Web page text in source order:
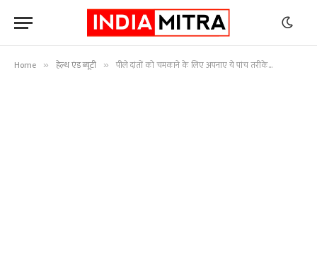
Home » हेल्थ एंड ब्यूटी » पीले दांतों को चमकाने के लिए अपनाए ये पांच तरीके…